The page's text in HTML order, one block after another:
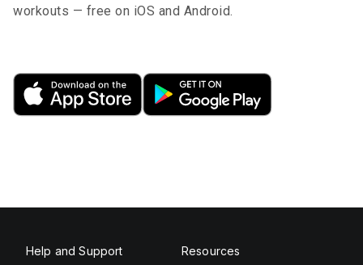
workouts — free on iOS and Android.
Help and Support Resources